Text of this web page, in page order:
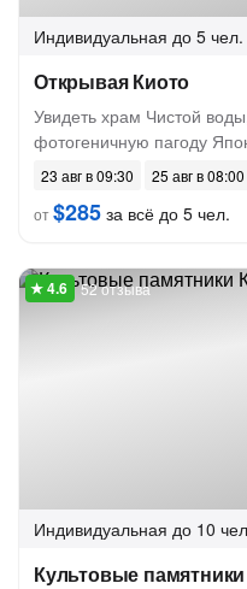
Индивидуальная до 5 чел.
Открывая Киото
Увидеть храм Чистой
фотогеничную пагоду
23 авг в 09:30
25 авг в 08:00
от$285 за всё до 5 чел.
52 отзыва
Индивидуальная до 10
Культовые